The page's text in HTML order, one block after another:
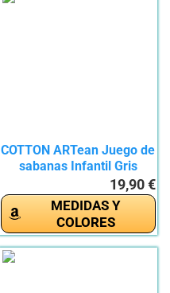
COTTON ARTean Juego de
sabanas Infantil Gris
19,90 €
MEDIDAS Y
COLORES